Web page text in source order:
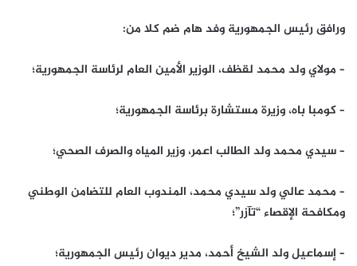
ورافق رئيس الجمهورية وفد هام ضم كلا من:
– مولاي ولد محمد لقظف، الوزير الأمين العام لرئاسة الجمهورية؛
– كومبا باه، وزيرة مستشارة برئاسة الجمهورية؛
– سيدي محمد ولد الطالب اعمر، وزير المياه والصرف الصحي؛
– محمد عالي ولد سيدي محمد، المندوب العام للتضامن الوطني
ومكافحة الإقصاء “تآزر”؛
– إسماعيل ولد الشيخ أحمد، مدير ديوان رئيس الجمهورية؛